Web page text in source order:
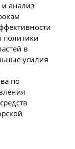
анализ
политики
в
усилия
по